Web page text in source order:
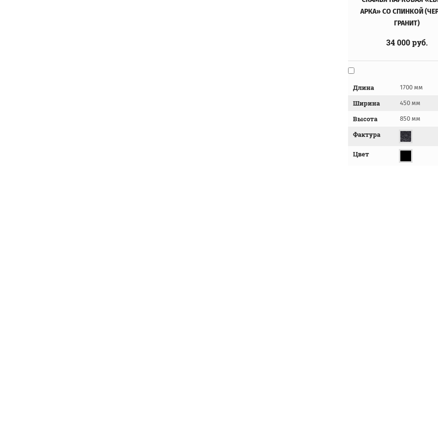
АРКА» СО СПИНКОЙ
ГРАНИТ)
34 000руб.
Длина 1700 мм
Ширина 450 мм
Высота 850 мм
Фактура
Цвет